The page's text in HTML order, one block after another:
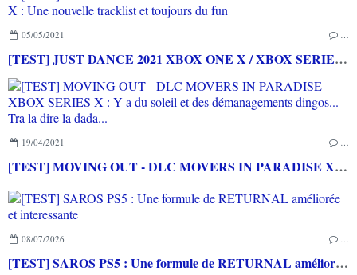
05/05/2021 …
[TEST] JUST DANCE 2021 XBOX ONE X / XBOX SERIES X : Une nouvelle tracklist et toujours du fun
19/04/2021 …
[TEST] MOVING OUT - DLC MOVERS IN PARADISE XBOX SERIES X : Y a du soleil et des démanagements dingos... Tra la dire la dada...
08/07/2026 …
[TEST] SAROS PS5 : Une formule de RETURNAL améliorée et interessante